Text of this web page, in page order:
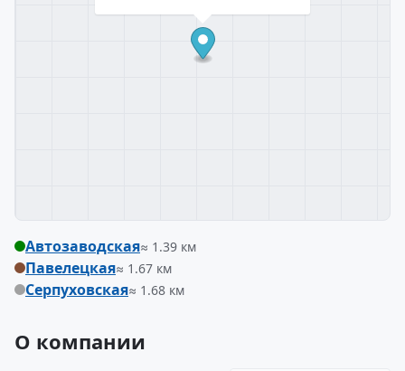
Автозаводская≈ 1.39 км
Павелецкая≈ 1.67 км
Серпуховская≈ 1.68 км
О компании